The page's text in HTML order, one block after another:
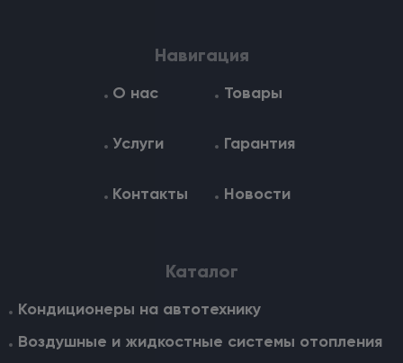
Навигация
О нас Товары
Услуги Гарантия
Контакты Новости
Каталог
Кондиционеры на автотехнику
Воздушные и жидкостные cистемы отопления